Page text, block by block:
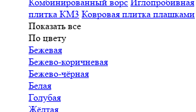
плитка КМ3 Ковровая плитка плашками
Показать все
По цвету
Бежевая
Бежево-коричневая
Бежево-чёрная
Белая
Голубая
Жёлтая